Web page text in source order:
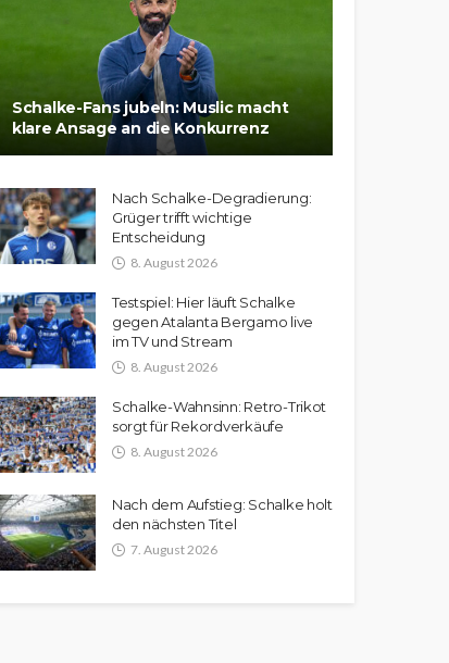
Schalke-Fans jubeln: Muslic macht
klare Ansage an die Konkurrenz
Nach Schalke-Degradierung:
Grüger trifft wichtige
Entscheidung
8. August 2026
Testspiel: Hier läuft Schalke
gegen Atalanta Bergamo live
im TV und Stream
8. August 2026
Schalke-Wahnsinn: Retro-Trikot
sorgt für Rekordverkäufe
8. August 2026
Nach dem Aufstieg: Schalke holt
den nächsten Titel
7. August 2026